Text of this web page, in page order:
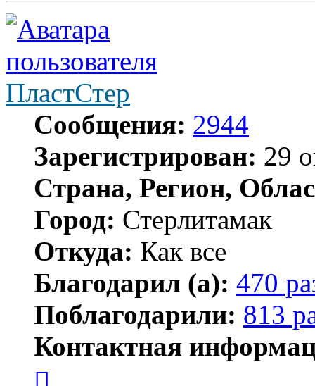
ПластСтер
Сообщения: 2944
Зарегистрирован: 29
Страна, Регион,
Город: Стерлитамак
Откуда: Как все
Благодарил (а): 470
Поблагодарили: 813
Контактная